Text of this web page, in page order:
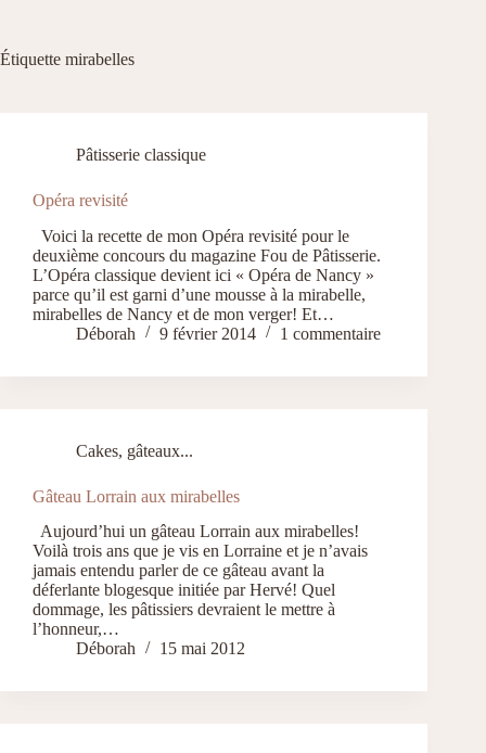
Étiquette mirabelles
Pâtisserie classique
Opéra revisité
Voici la recette de mon Opéra revisité pour le
deuxième concours du magazine Fou de Pâtisserie.
L’Opéra classique devient ici « Opéra de Nancy »
parce qu’il est garni d’une mousse à la mirabelle,
mirabelles de Nancy et de mon verger! Et…
Déborah
9 février 2014 1 commentaire
Cakes, gâteaux...
Gâteau Lorrain aux mirabelles
Aujourd’hui un gâteau Lorrain aux mirabelles!
Voilà trois ans que je vis en Lorraine et je n’avais
jamais entendu parler de ce gâteau avant la
déferlante blogesque initiée par Hervé! Quel
dommage, les pâtissiers devraient le mettre à
l’honneur,…
Déborah
15 mai 2012